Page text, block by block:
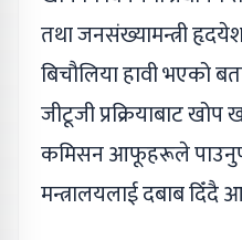
तथा जनसंख्यामन्त्री
बिचौलिया हावी भएको
जीटूजी प्रक्रियाबाट
कमिसन आफूहरूले
मन्त्रालयलाई दबाब